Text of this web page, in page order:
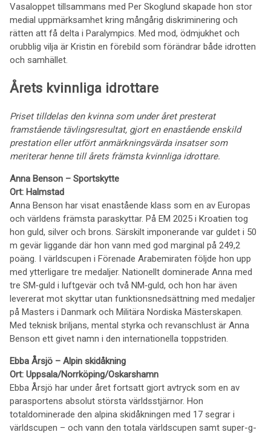
Vasaloppet tillsammans med Per Skoglund skapade hon stor
medial uppmärksamhet kring mångårig diskriminering och
rätten att få delta i Paralympics. Med mod, ödmjukhet och
orubblig vilja är Kristin en förebild som förändrar både idrotten
och samhället.
Årets kvinnliga idrottare
Priset tilldelas den kvinna som under året presterat
framstående tävlingsresultat, gjort en enastående enskild
prestation eller utfört anmärkningsvärda insatser som
meriterar henne till årets främsta kvinnliga idrottare.
Anna Benson – Sportskytte
Ort: Halmstad
Anna Benson har visat enastående klass som en av Europas
och världens främsta paraskyttar. På EM 2025 i Kroatien tog
hon guld, silver och brons. Särskilt imponerande var guldet i 50
m gevär liggande där hon vann med god marginal på 249,2
poäng. I världscupen i Förenade Arabemiraten följde hon upp
med ytterligare tre medaljer. Nationellt dominerade Anna med
tre SM‑guld i luftgevär och två NM‑guld, och hon har även
levererat mot skyttar utan funktionsnedsättning med medaljer
på Masters i Danmark och Militära Nordiska Mästerskapen.
Med teknisk briljans, mental styrka och revanschlust är Anna
Benson ett givet namn i den internationella toppstriden.
Ebba Årsjö – Alpin skidåkning
Ort: Uppsala/Norrköping/Oskarshamn
Ebba Årsjö har under året fortsatt gjort avtryck som en av
parasportens absolut största världsstjärnor. Hon
totaldominerade den alpina skidåkningen med 17 segrar i
världscupen – och vann den totala världscupen samt super-g-